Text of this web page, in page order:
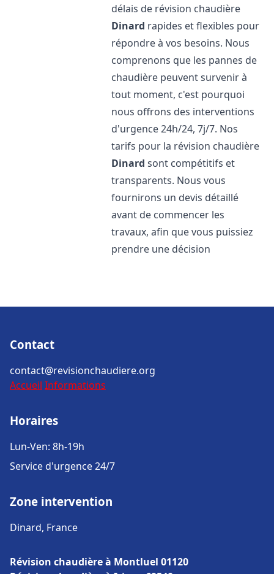
délais de révision chaudière
Dinard rapides et flexibles pour
répondre à vos besoins. Nous
comprenons que les pannes de
chaudière peuvent survenir à
tout moment, c'est pourquoi
nous offrons des interventions
d'urgence 24h/24, 7j/7. Nos
tarifs pour la révision chaudière
Dinard sont compétitifs et
transparents. Nous vous
fournirons un devis détaillé
avant de commencer les
travaux, afin que vous puissiez
prendre une décision
Contact
contact@revisionchaudiere.org
Accueil Informations
Horaires
Lun-Ven: 8h-19h
Service d'urgence 24/7
Zone intervention
Dinard, France
Révision chaudière à Montluel 01120